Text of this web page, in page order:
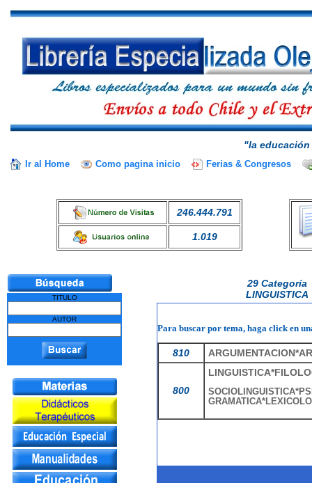
"la
Ir al Home Como pagina inicio Ferias & Congresos
246.444.791
1.019
TITULO
AUTOR
29 Categoría
LINGUISTICA
Para buscar por tema, haga click en
810
800